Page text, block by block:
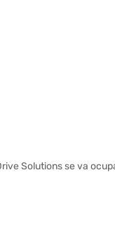
Solutions se va